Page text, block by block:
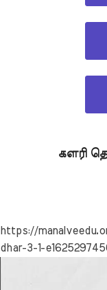
களரி
https://
dhar-3-1-